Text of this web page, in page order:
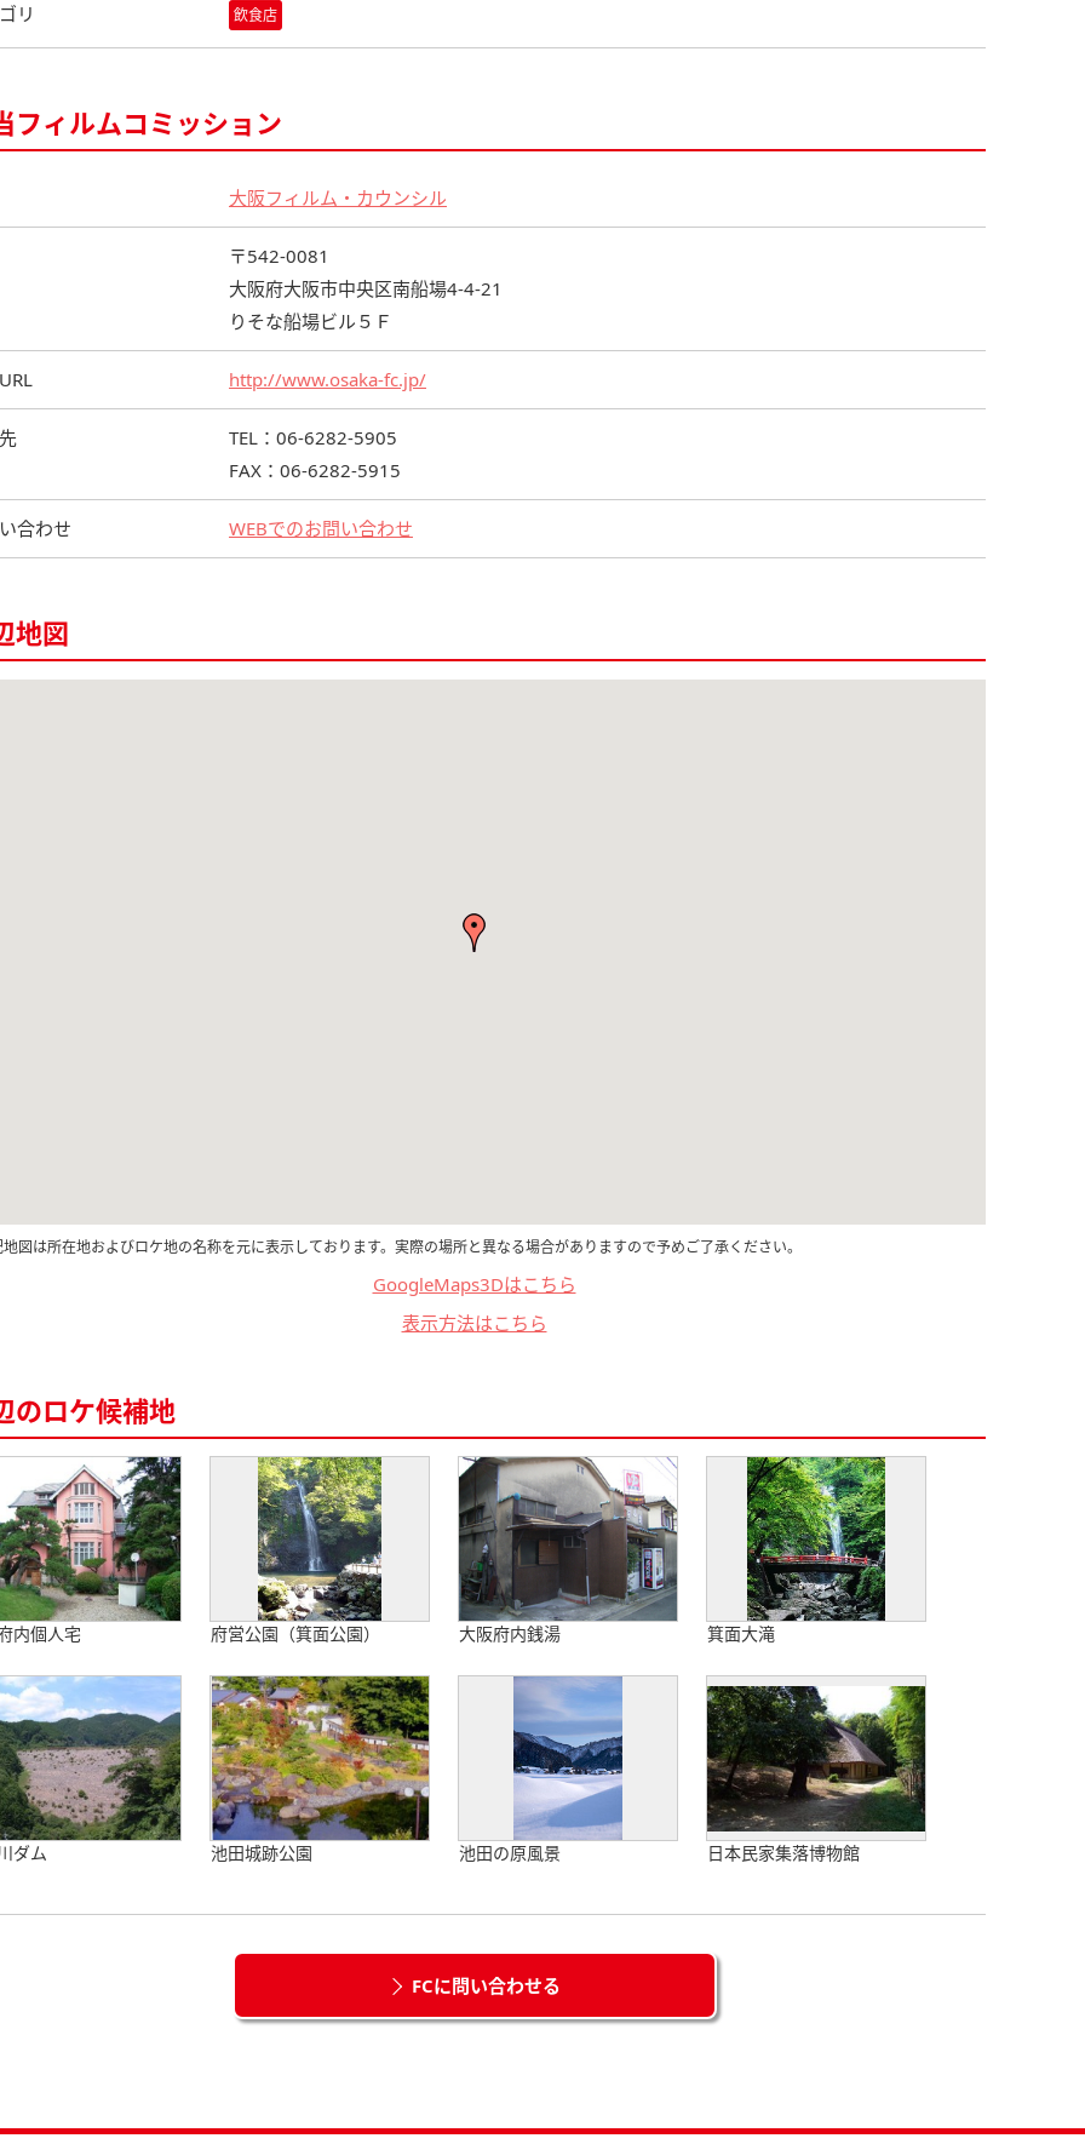
リ 飲食店
フィルムコミッション
大阪フィルム・カウンシル
〒542-0081
大阪府大阪市中央区南船場4-4-21
りそな船場ビル５Ｆ
http://www.osaka-fc.jp/
TEL：06-6282-5905
FAX：06-6282-5915
合わせ WEBでのお問い合わせ
地図
図は所在地およびロケ地の名称を元に表示しております。実際の場所と異なる場合がありますので予めご了承ください。
GoogleMaps3Dはこちら
表示方法はこちら
のロケ候補地
内個人宅 府営公園（箕面公園） 大阪府内銭湯 箕面大滝
ダム 池田城跡公園 池田の原風景 日本民家集落博物館
FCに問い合わせる